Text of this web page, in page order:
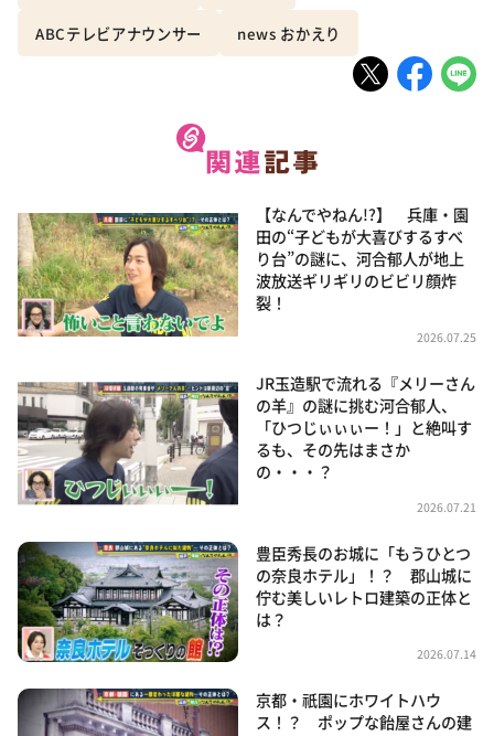
ABCテレビアナウンサー news おかえり
【なんでやねん!?】 兵庫・園
田の“子どもが大喜びするすべ
り台”の謎に、河合郁人が地上
波放送ギリギリのビビリ顔炸
裂！
2026.07.25
JR玉造駅で流れる『メリーさん
の羊』の謎に挑む河合郁人、
「ひつじぃぃぃー！」と絶叫す
るも、その先はまさか
の・・・？
2026.07.21
豊臣秀長のお城に「もうひとつ
の奈良ホテル」！？ 郡山城に
佇む美しいレトロ建築の正体と
は？
2026.07.14
京都・祇園にホワイトハウ
ス！？ ポップな飴屋さんの建